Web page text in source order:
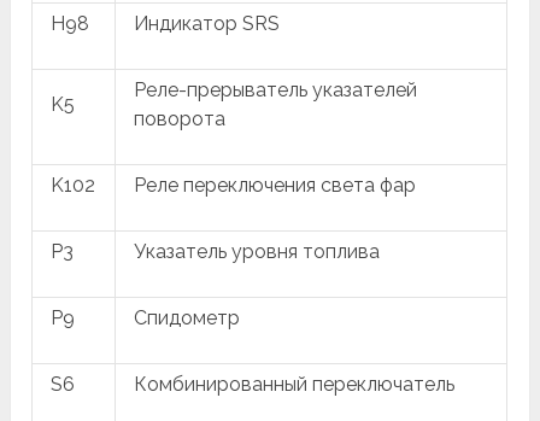
H98 Индикатор SRS
K5
Реле-прерыватель указателей
поворота
K102 Реле переключения света фар
P3 Указатель уровня топлива
P9 Спидометр
S6 Комбинированный переключатель